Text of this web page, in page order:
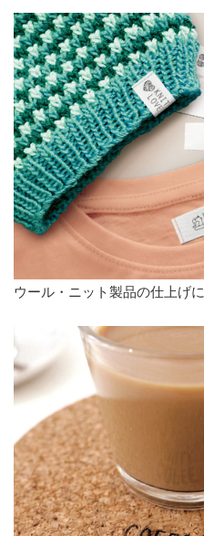
ウール・ニット製品の仕上げに